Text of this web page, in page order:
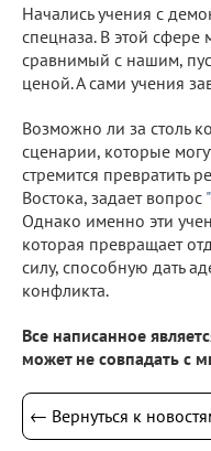
Начались учения с
спецназа. В этой сфере
сравнимый с нашим,
ценой. А сами учения
Возможно ли за столь
сценарии, которые
стремится превратить
Востока, задает вопрос
Однако именно эти
которая превращает
силу, способную дать
конфликта.
Все написанное
может не совпадать с
← Вернуться к